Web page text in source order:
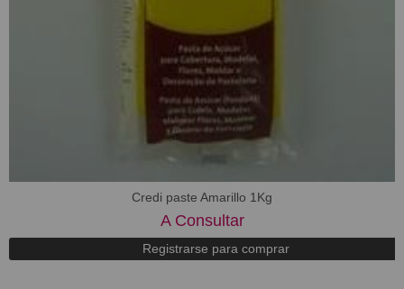
Credi paste Amarillo 1Kg
A Consultar
Registrarse para comprar